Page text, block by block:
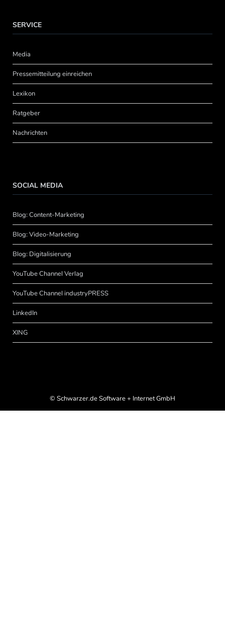
SERVICE
Media
Pressemitteilung einreichen
Lexikon
Ratgeber
Nachrichten
SOCIAL MEDIA
Blog: Content-Marketing
Blog: Video-Marketing
Blog: Digitalisierung
YouTube Channel Verlag
YouTube Channel industryPRESS
LinkedIn
XING
© Schwarzer.de Software + Internet GmbH